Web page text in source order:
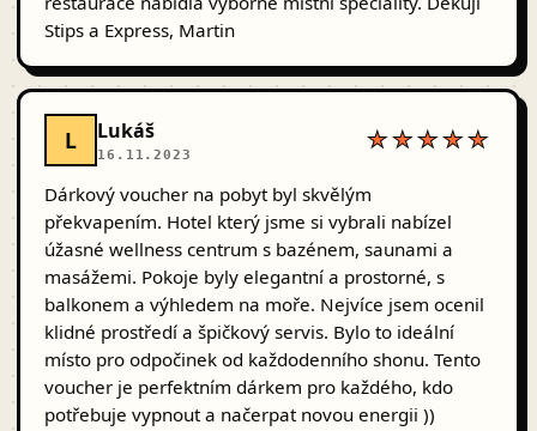
Stips a Express, Martin
L Lukáš
16.11.2023
★★★★★
Dárkový voucher na pobyt byl skvělým
překvapením. Hotel který jsme si vybrali nabízel
úžasné wellness centrum s bazénem, saunami a
masážemi. Pokoje byly elegantní a prostorné, s
balkonem a výhledem na moře. Nejvíce jsem ocenil
klidné prostředí a špičkový servis. Bylo to ideální
místo pro odpočinek od každodenního shonu. Tento
voucher je perfektním dárkem pro každého, kdo
potřebuje vypnout a načerpat novou energii ))